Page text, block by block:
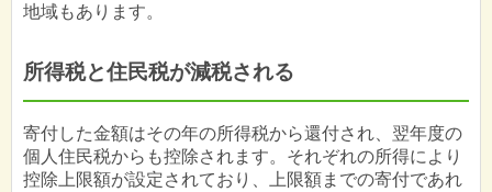
地域もあります。
所得税と住民税が減税される
寄付した金額はその年の所得税から還付され、翌年度の
個人住民税からも控除されます。それぞれの所得により
控除上限額が設定されており、上限額までの寄付であれ